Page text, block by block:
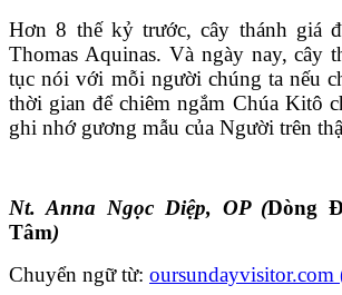
Hơn 8 thế kỷ trước, cây thánh giá
Thomas Aquinas. Và ngày nay, cây
tục nói với mỗi người chúng ta nếu
thời gian để chiêm ngắm Chúa Kitô
ghi nhớ gương mẫu của Người trên
Nt. Anna Ngọc Diệp, OP (Dòng
Tâm)
Chuyển ngữ từ: